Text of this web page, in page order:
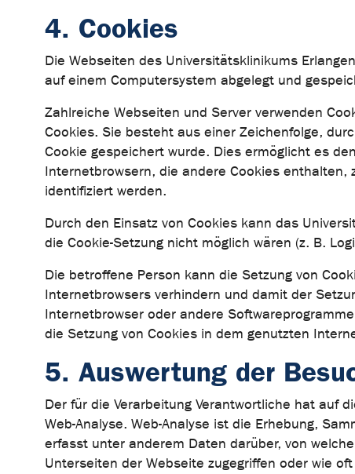
4. Cookies
Die Webseiten des Universitätsklinikums
auf einem Computersystem abgelegt und
Zahlreiche Webseiten und Server verwenden
Cookies. Sie besteht aus einer Zeichenfolge,
Cookie gespeichert wurde. Dies ermöglicht es
Internetbrowsern, die andere Cookies
identifiziert werden.
Durch den Einsatz von Cookies kann das
die Cookie-Setzung nicht möglich wären (z. B.
Die betroffene Person kann die Setzung von
Internetbrowsers verhindern und damit der
Internetbrowser oder andere
die Setzung von Cookies in dem genutzten
5. Auswertung der
Der für die Verarbeitung Verantwortliche hat auf
Web-Analyse. Web-Analyse ist die Erhebung,
erfasst unter anderem Daten darüber, von
Unterseiten der Webseite zugegriffen oder wie